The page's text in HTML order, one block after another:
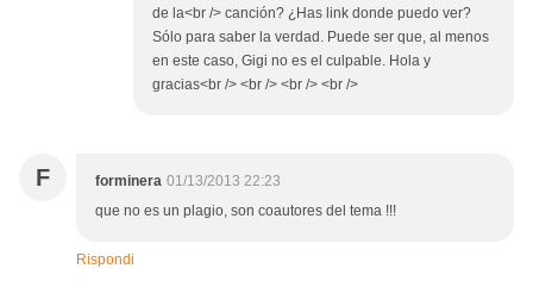
de la<br /> canción? ¿Has link donde puedo ver?
Sólo para saber la verdad. Puede ser que, al menos
en este caso, Gigi no es el culpable. Hola y
gracias<br /> <br /> <br /> <br />
F forminera 01/13/2013 22:23
que no es un plagio, son coautores del tema !!!
Rispondi